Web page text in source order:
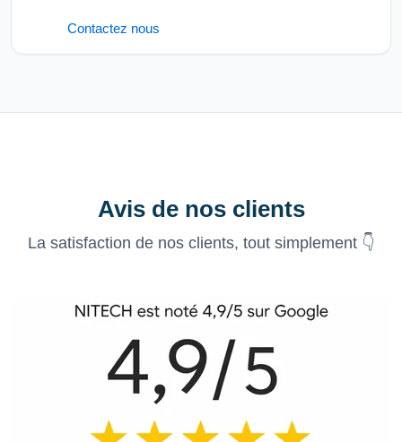
Contactez nous
Avis de nos clients
La satisfaction de nos clients, tout simplement 👇